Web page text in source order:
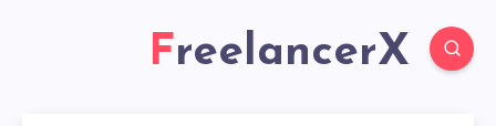
FreelancerX